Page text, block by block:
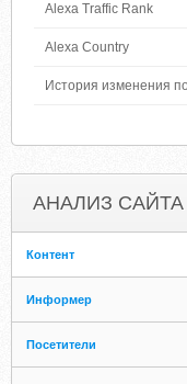
Alexa Traffic Rank
Alexa Country
История изменения
АНАЛИЗ САЙТА
Контент
Информер
Посетители